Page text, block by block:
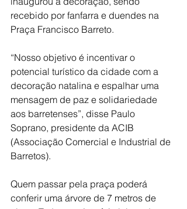
recebido por fanfarra e duendes na
Praça Francisco Barreto.
“Nosso objetivo é incentivar o
potencial turístico da cidade com a
decoração natalina e espalhar uma
mensagem de paz e solidariedade
aos barretenses”, disse Paulo
Soprano, presidente da ACIB
(Associação Comercial e Industrial de
Barretos).
Quem passar pela praça poderá
conferir uma árvore de 7 metros de